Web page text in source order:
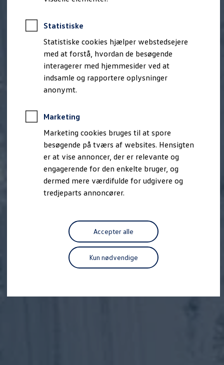
Statistiske
Statistiske cookies hjælper webstedsejere
med at forstå, hvordan de besøgende
interagerer med hjemmesider ved at
indsamle og rapportere oplysninger
anonymt.
Marketing
Marketing cookies bruges til at spore
besøgende på tværs af websites. Hensigten
er at vise annoncer, der er relevante og
engagerende for den enkelte bruger, og
dermed mere værdifulde for udgivere og
tredjeparts annoncører.
Accepter alle
Kun nødvendige
Volkswagen Finansiering
Ejere og services
Book tid på værkstedet
Service
Serviceabonnementer
Service 5+
Service på elbiler
Prismatch
Fordele ved autoriseret værksted
Brugbar information
Servicefordele
Digitale ekstrafunktioner
Se tjenesterne til din model
Volkswagen-apps, login og shop
Forbind mobiltelefonen med bilen
Opdateringer til software, kort og radio
Fleet Interface Data
MinVolkswagen
Digital instruktionsbog
Tilbehør
Fordele ved at vælge autoriseret værksted til din
Om Volkswagen
Nyheder
Tilmeld nyhedsbrev
Pressemeddelser
Kalenderbillede